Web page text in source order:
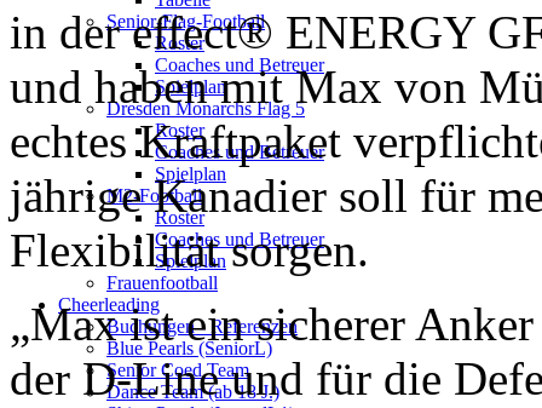
Senior-Flag-Football
Roster
Coaches und Betreuer
Spielplan
Dresden Monarchs Flag 5
Roster
Coaches und Betreuer
Spielplan
M2-Football
Roster
Coaches und Betreuer
Spielplan
Frauenfootball
Cheerleading
Buchungen - Referenzen
Blue Pearls (SeniorL)
Senior Coed Team
Dance Team (ab 18 J.)
in dereffect®️ ENERGY
und haben mit Max von
echtes Kraftpaket
jährige Kanadier soll für
Flexibilität sorgen.
„Max ist einsicherer
der D-Line und für die